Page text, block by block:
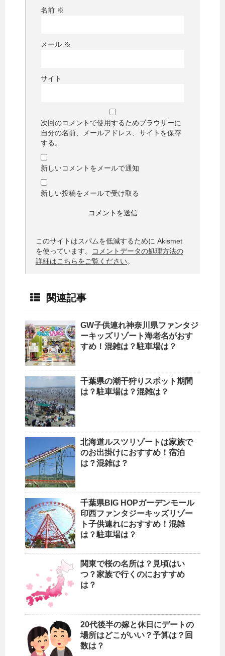
名前 ※
メール ※
サイト
次回のコメントで使用するためブラウザーに
自分の名前、メールアドレス、サイトを保存
する。
新しいコメントをメールで通知
新しい投稿をメールで受け取る
このサイトはスパムを低減するために Akismet
を使っています。
コメントデータの処理方法の
詳細はこちらをご覧ください。
関連記事
GW子供連れ神奈川県ファンタジ
ーキッズリゾート海老名がおす
すめ！混雑は？駐車場は？
千葉県の潮干狩りスポット期間
は？駐車場は？混雑は？
北海道ルスツリゾートは家族で
のお出掛けにおすすめ！宿泊
は？混雑は？
千葉県BIG HOPガーデンモール
印西ファンタジーキッズリゾー
ト子供連れにおすすめ！混雑
は？駐車場は？
関東で桜の名所は？見頃はい
つ？家族で行くのにおすすめ
は？
20代後半の嫁と休日にデートの
場所はどこがいい？予算は？回
数は？